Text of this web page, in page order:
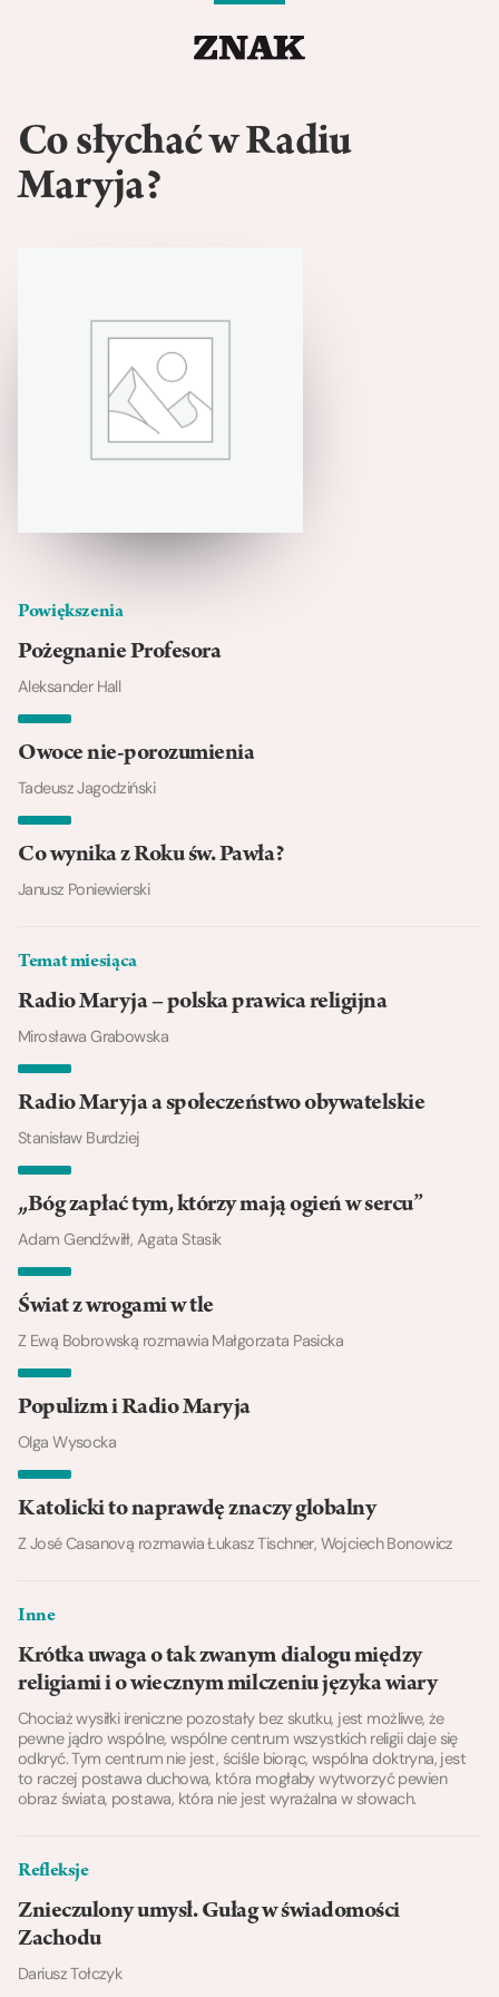
Co słychać w Radiu
Maryja?
Powiększenia
Pożegnanie Profesora
Aleksander Hall
Owoce nie-porozumienia
Tadeusz Jagodziński
Co wynika z Roku św. Pawła?
Janusz Poniewierski
Temat miesiąca
Radio Maryja – polska prawica religijna
Mirosława Grabowska
Radio Maryja a społeczeństwo obywatelskie
Stanisław Burdziej
„Bóg zapłać tym, którzy mają ogień w sercu”
Adam Gendźwiłł, Agata Stasik
Świat z wrogami w tle
Z Ewą Bobrowską rozmawia Małgorzata Pasicka
Populizm i Radio Maryja
Olga Wysocka
Katolicki to naprawdę znaczy globalny
Z José Casanovą rozmawia Łukasz Tischner, Wojciech Bonowicz
Inne
Krótka uwaga o tak zwanym dialogu między
religiami i o wiecznym milczeniu języka wiary
Chociaż wysiłki ireniczne pozostały bez skutku, jest możliwe, że
pewne jądro wspólne, wspólne centrum wszystkich religii daje się
odkryć. Tym centrum nie jest, ściśle biorąc, wspólna doktryna, jest
to raczej postawa duchowa, która mogłaby wytworzyć pewien
obraz świata, postawa, która nie jest wyrażalna w słowach.
Refleksje
Znieczulony umysł. Gułag w świadomości
Zachodu
Dariusz Tołczyk